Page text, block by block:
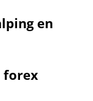
en
forex